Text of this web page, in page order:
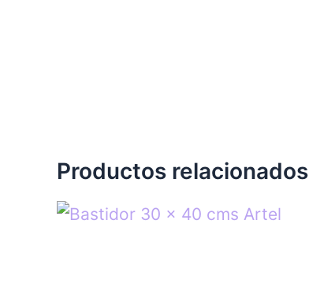
Productos relacionados